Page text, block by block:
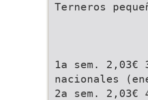
Terneros
1a sem. 2,03€
nacionales
2a sem. 2,03€